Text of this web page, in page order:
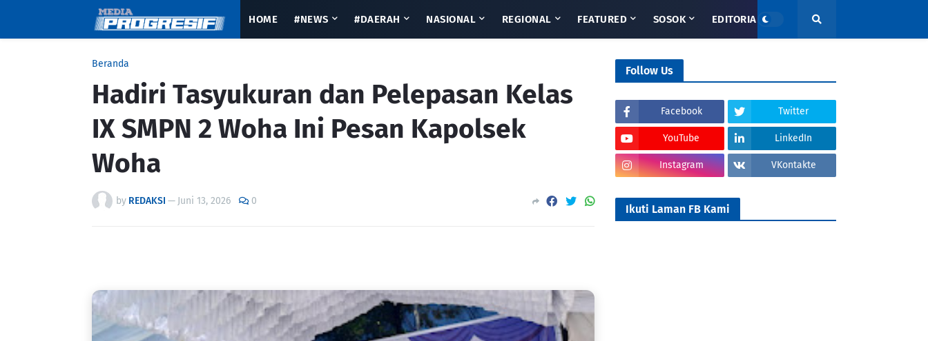
HOME #NEWS #DAERAH NASIONAL REGIONAL FEATURED SOSOK EDITORIAL
Beranda
Hadiri Tasyukuran dan Pelepasan Kelas
IX SMPN 2 Woha Ini Pesan Kapolsek
Woha
by REDAKSI — Juni 13, 2026 0
Follow Us
Facebook Twitter
YouTube LinkedIn
Instagram VKontakte
Ikuti Laman FB Kami